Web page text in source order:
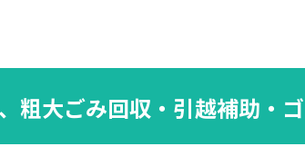
粗大ごみ回収・引越補助・